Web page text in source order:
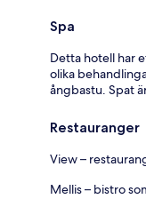
Spa
Detta hotell har
olika
ångbastu. Spat
Restauranger
View –
Mellis – bistro